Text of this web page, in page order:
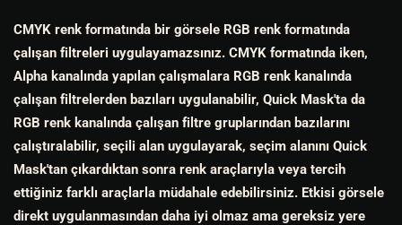
CMYK renk formatında bir görsele RGB renk formatında
çalışan filtreleri uygulayamazsınız. CMYK formatında iken,
Alpha kanalında yapılan çalışmalara RGB renk kanalında
çalışan filtrelerden bazıları uygulanabilir, Quick Mask'ta da
RGB renk kanalında çalışan filtre gruplarından bazılarını
çalıştıralabilir, seçili alan uygulayarak, seçim alanını Quick
Mask'tan çıkardıktan sonra renk araçlarıyla veya tercih
ettiğiniz farklı araçlarla müdahale edebilirsiniz. Etkisi görsele
direkt uygulanmasından daha iyi olmaz ama gereksiz yere